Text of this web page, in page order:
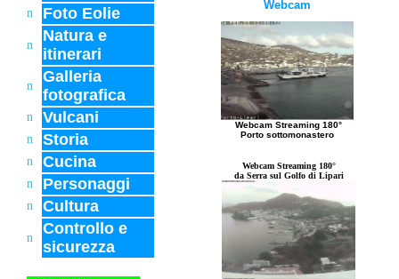
n Foto Eolie
n
Natura e
itinerari
n
Galleria
fotografica
n Vulcani
n Storia
n Cucina
n Personaggi
n Cultura
n
Controllo e
sicurezza
Webcam
Webcam Streaming 180°
Porto sottomonastero
Webcam Streaming 180°
da Serra sul Golfo di Lipari